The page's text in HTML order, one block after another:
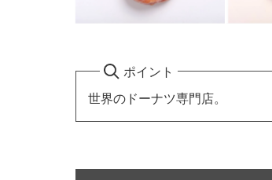
ポイント
世界のドーナツ専門店。